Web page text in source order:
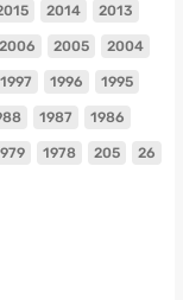
2014 2013
2006 2005 2004
1997 1996 1995
1987 1986
1978 205 26